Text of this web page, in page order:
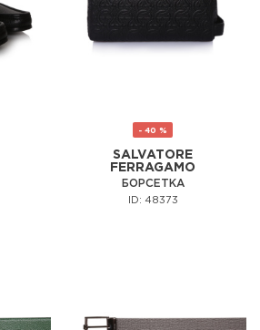
- 40 %
SALVATORE
FERRAGAMO
БОРСЕТКА
ID: 48373